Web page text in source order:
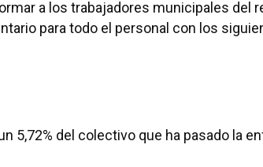
a los trabajadores municipales del
para todo el personal con los
5,72% del colectivo que ha pasado la